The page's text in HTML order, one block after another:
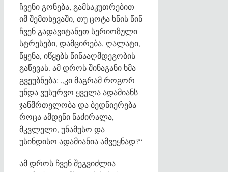
ჩვენი გონება, გამსაკუთრებით
იმ შემთხევაში, თუ ცოტა ხნის წინ
ჩვენ გადავიტანეთ სერიოზული
სტრესები, დამცირება, ღალატი,
წყენა, იწყებს წინააღმდეგობის
გაწევას. ამ დროს შინაგანი ხმა
გვეუბნება: „კი მაგრამ როგორ
უნდა ვუსურვო ყველა ადამიანს
ჯანმრთელობა და ბედნიერება
როცა ამდენი ნაძირალა,
მკვლელი, უნამუსო და
უსინდისო ადამიანია ამვეყნად?“
ამ დროს ჩვენ შეგვიძლია